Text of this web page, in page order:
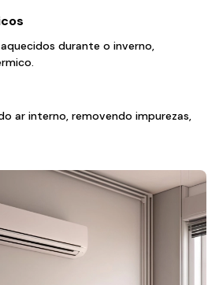
durante o inverno,
ar interno, removendo impurezas,